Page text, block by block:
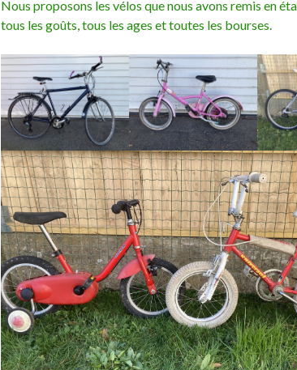
Nous proposons les vélos que nous avons remis en
tous les goûts, tous les ages et toutes les bourses.